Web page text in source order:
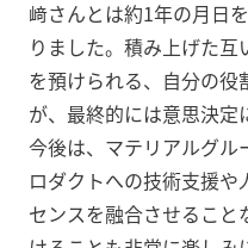
﨑さんとは約1年の月日
りました。積み上げた
を預けられる、自分の
が、最終的には意思決定
今後は、マテリアルグル
ロダクトへの技術支援
センスを融合させること